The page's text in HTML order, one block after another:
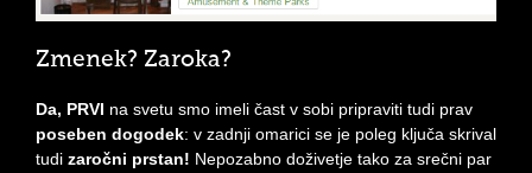
Zmenek? Zaroka?
Da, PRVI na svetu smo imeli čast v sobi pripraviti tudi prav
poseben dogodek: v zadnji omarici se je poleg ključa skrival
tudizaročni prstan! Nepozabno doživetje tako za srečni par